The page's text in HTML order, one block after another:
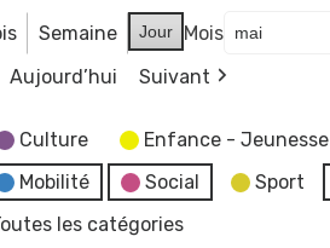
Semaine Jour Mois
Aujourd’hui Suivant
Culture Enfance - Jeunesse
Mobilité
Social Sport
les catégories